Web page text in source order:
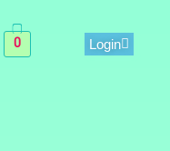
0 Login